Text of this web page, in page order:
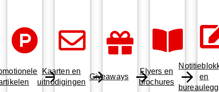
Kaarten en
uitnodigingen
Giveaways
Flyers en
brochures
en